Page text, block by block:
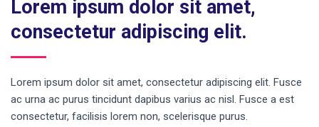
Lorem ipsum dolor sit amet,
consectetur adipiscing elit.
Lorem ipsum dolor sit amet, consectetur adipiscing elit. Fusce
ac urna ac purus tincidunt dapibus varius ac nisl. Fusce a est
consectetur, facilisis lorem non, scelerisque purus.